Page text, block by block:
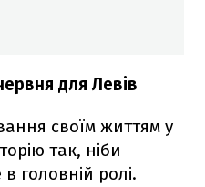
для Левів
своїм життям у
так, ніби
головній ролі.